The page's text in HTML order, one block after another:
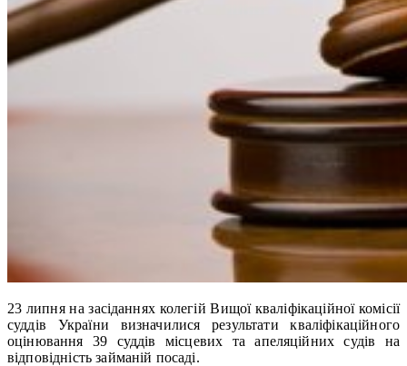
23 липня на засіданнях колегій Вищої кваліфікаційної комісії
суддів України визначилися результати кваліфікаційного
оцінювання 39 суддів місцевих та апеляційних судів на
відповідність займаній посаді.